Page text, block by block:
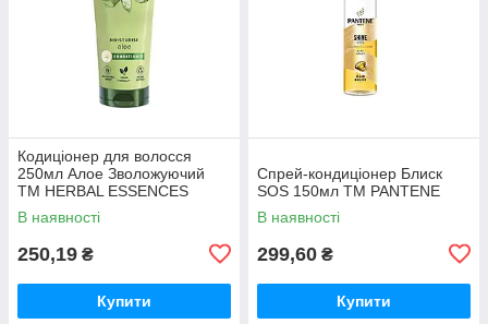
Кодиціонер для волосся
250мл Алое Зволожуючий
ТМ HERBAL ESSENCES
В наявності
250,19 ₴
Купити
Спрей-кондиціонер Блиск
SOS 150мл ТМ PANTENE
В наявності
299,60 ₴
Купити